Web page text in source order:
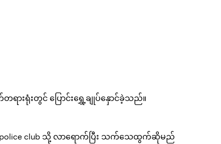
ရားရုံးတွင် ပြောင်းရွှေ့ချုပ်နှောင်ခဲ့သည်။
club သို့ လာရောက်ပြီး သက်သေထွက်ဆိုမည်